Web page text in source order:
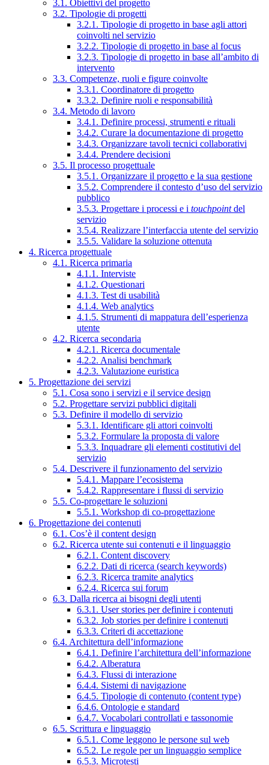
3.1. Obiettivi del progetto
3.2. Tipologie di progetti
3.2.1. Tipologie di progetto in base agli attori
coinvolti nel servizio
3.2.2. Tipologie di progetto in base al focus
3.2.3. Tipologie di progetto in base all’ambito di
intervento
3.3. Competenze, ruoli e figure coinvolte
3.3.1. Coordinatore di progetto
3.3.2. Definire ruoli e responsabilità
3.4. Metodo di lavoro
3.4.1. Definire processi, strumenti e rituali
3.4.2. Curare la documentazione di progetto
3.4.3. Organizzare tavoli tecnici collaborativi
3.4.4. Prendere decisioni
3.5. Il processo progettuale
3.5.1. Organizzare il progetto e la sua gestione
3.5.2. Comprendere il contesto d’uso del servizio
pubblico
3.5.3. Progettare i processi e i touchpointdel
servizio
3.5.4. Realizzare l’interfaccia utente del servizio
3.5.5. Validare la soluzione ottenuta
4. Ricerca progettuale
4.1. Ricerca primaria
4.1.1. Interviste
4.1.2. Questionari
4.1.3. Test di usabilità
4.1.4. Web analytics
4.1.5. Strumenti di mappatura dell’esperienza
utente
4.2. Ricerca secondaria
4.2.1. Ricerca documentale
4.2.2. Analisi benchmark
4.2.3. Valutazione euristica
5. Progettazione dei servizi
5.1. Cosa sono i servizi e il service design
5.2. Progettare servizi pubblici digitali
5.3. Definire il modello di servizio
5.3.1. Identificare gli attori coinvolti
5.3.2. Formulare la proposta di valore
5.3.3. Inquadrare gli elementi costitutivi del
servizio
5.4. Descrivere il funzionamento del servizio
5.4.1. Mappare l’ecosistema
5.4.2. Rappresentare i flussi di servizio
5.5. Co-progettare le soluzioni
5.5.1. Workshop di co-progettazione
6. Progettazione dei contenuti
6.1. Cos’è il content design
6.2. Ricerca utente sui contenuti e il linguaggio
6.2.1. Content discovery
6.2.2. Dati di ricerca (search keywords)
6.2.3. Ricerca tramite analytics
6.2.4. Ricerca sui forum
6.3. Dalla ricerca ai bisogni degli utenti
6.3.1. User stories per definire i contenuti
6.3.2. Job stories per definire i contenuti
6.3.3. Criteri di accettazione
6.4. Architettura dell’informazione
6.4.1. Definire l’architettura dell’informazione
6.4.2. Alberatura
6.4.3. Flussi di interazione
6.4.4. Sistemi di navigazione
6.4.5. Tipologie di contenuto (content type)
6.4.6. Ontologie e standard
6.4.7. Vocabolari controllati e tassonomie
6.5. Scrittura e linguaggio
6.5.1. Come leggono le persone sul web
6.5.2. Le regole per un linguaggio semplice
6.5.3. Microtesti